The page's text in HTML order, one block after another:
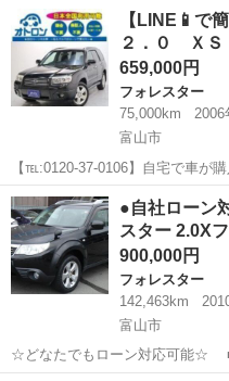
ＸＴ アイサイト ４ＷＤ 純正
ーシート ク...
新潟 新潟市 フォレスタ
【LINE📱で
２．０ ＸＳ
659,000円
フォレスター
75,000km
2006
富山市
【℡:0120-37-0106】自宅で車が
除く) 今回のお車の詳細はこちらから↓仮審査も◎
https://www.otoron.jp/lists/
富山 富山市 フォレスタ
●自社ローン
スター 2.0X
900,000円
フォレスター
142,463km
富山市
☆どなたでもローン対応可能☆ ■車両本体価格：900,000円 ■メーカ
ー名：スバル ■車種名：フォレス